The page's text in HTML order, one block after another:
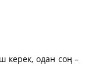
керек, одан соң –